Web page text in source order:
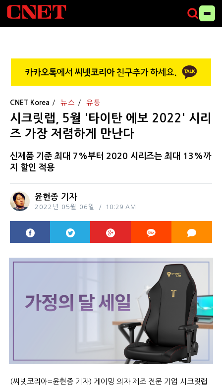
CNET Korea 뉴스 유통
시크릿랩, 5월 '타이탄 에보 2022' 시리
즈 가장 저렴하게 만난다
신제품 기준 최대 7%부터 2020 시리즈는 최대 13%까
지 할인 적용
윤현종 기자
2022년 05월 06일 10:29 AM
(씨넷코리아=윤현종 기자) 게이밍 의자 제조 전문 기업 시크릿랩